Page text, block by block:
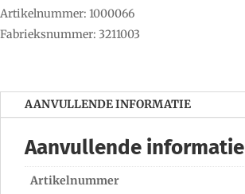
Artikelnummer: 1000066
Fabrieksnummer: 3211003
AANVULLENDE INFORMATIE
Aanvullende informatie
Artikelnummer